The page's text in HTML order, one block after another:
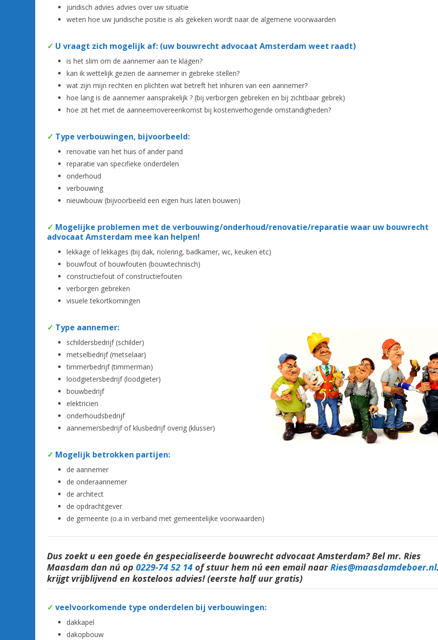
juridisch advies advies over uw situatie
weten hoe uw juridische positie is als gekeken wordt naar de algemene voorwaarden
✓ U vraagt zich mogelijk af: (uw bouwrecht advocaat Amsterdam weet raadt)
is het slim om de aannemer aan te klagen?
kan ik wettelijk gezien de aannemer in gebreke stellen?
wat zijn mijn rechten en plichten wat betreft het inhuren van een aannemer?
hoe lang is de aannemer aansprakelijk ? (bij verborgen gebreken en bij zichtbaar gebrek)
hoe zit het met de aanneemovereenkomst bij kostenverhogende omstandigheden?
✓ Type verbouwingen, bijvoorbeeld:
renovatie van het huis of ander pand
reparatie van specifieke onderdelen
onderhoud
verbouwing
nieuwbouw (bijvoorbeeld een eigen huis laten bouwen)
✓ Mogelijke problemen met de verbouwing/onderhoud/renovatie/reparatie waar uw bouwrecht
advocaat Amsterdam mee kan helpen!
lekkage of lekkages (bij dak, riolering, badkamer, wc, keuken etc)
bouwfout of bouwfouten (bouwtechnisch)
constructiefout of constructiefouten
verborgen gebreken
visuele tekortkomingen
✓ Type aannemer:
schildersbedrijf (schilder)
metselbedrijf (metselaar)
timmerbedrijf (timmerman)
loodgietersbedrijf (loodgieter)
bouwbedrijf
elektricien
onderhoudsbedrijf
aannemersbedrijf of klusbedrijf overig (klusser)
✓ Mogelijk betrokken partijen:
de aannemer
de onderaannemer
de architect
de opdrachtgever
de gemeente (o.a in verband met gemeentelijke voorwaarden)
Dus zoekt u een goede én gespecialiseerde bouwrecht advocaat Amsterdam? Bel mr. Ries
Maasdam dan nú op 0229-74 52 14 of stuur hem nú een email naar Ries@maasdamdeboer.nl
krijgt vrijblijvend en kosteloos advies! (eerste half uur gratis)
✓ veelvoorkomende type onderdelen bij verbouwingen:
dakkapel
dakopbouw